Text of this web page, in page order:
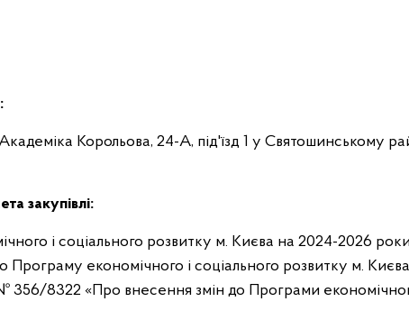
Корольова, 24-А, під'їзд 1 у Святошинському
закупівлі:
і соціального розвитку м. Києва на 2024-2026
Програму економічного і соціального розвитку м.
№ 356/8322 «Про внесення змін до Програми